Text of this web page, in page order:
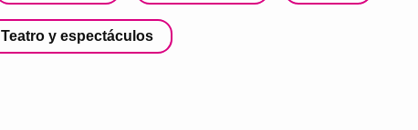
Teatro y espectáculos